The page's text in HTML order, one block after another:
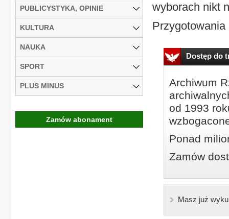
wyborach nikt
Dostęp do
Archiwum
od 1993
Ponad
Zamów
Masz już
PUBLICYSTYKA, OPINIE
KULTURA
NAUKA
SPORT
PLUS MINUS
Zamów abonament